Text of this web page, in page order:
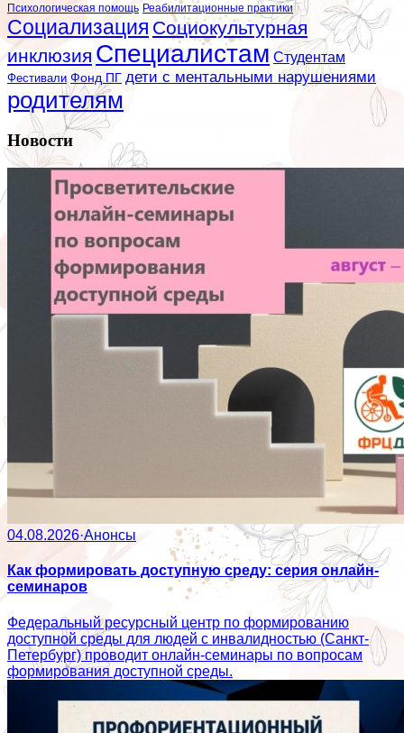
Психологическая помощь Реабилитационные практики
Социализация Социокультурная
инклюзия Специалистам Студентам
Фестивали Фонд ПГ дети с ментальными нарушениями
родителям
Новости
04.08.2026·Анонсы
Как формировать доступную среду: серия онлайн-
семинаров
Федеральный ресурсный центр по формированию
доступной среды для людей с инвалидностью (Санкт-
Петербург) проводит онлайн-семинары по вопросам
формирования доступной среды.